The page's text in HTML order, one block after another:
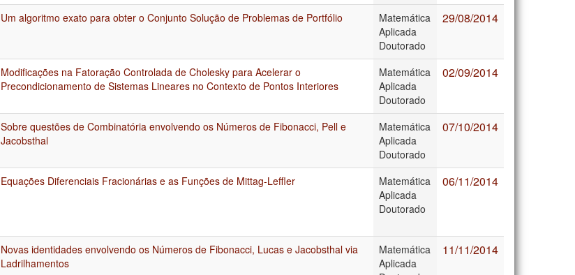
Um algoritmo exato para obter o Conjunto Solução de Problemas de Portfólio
Matemática
Aplicada
Doutorado
29/08/2014
Modificações na Fatoração Controlada de Cholesky para Acelerar o
Precondicionamento de Sistemas Lineares no Contexto de Pontos Interiores
Matemática
Aplicada
Doutorado
02/09/2014
Sobre questões de Combinatória envolvendo os Números de Fibonacci, Pell e
Jacobsthal
Matemática
Aplicada
Doutorado
07/10/2014
Equações Diferenciais Fracionárias e as Funções de Mittag-Leffler
Matemática
Aplicada
Doutorado
06/11/2014
Novas identidades envolvendo os Números de Fibonacci, Lucas e Jacobsthal via
Ladrilhamentos
Matemática
Aplicada
11/11/2014